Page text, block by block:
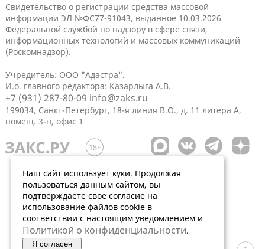
Свидетельство о регистрации средства массовой
информации ЭЛ №ФС77-91043, выданное 10.03.2026
Федеральной службой по надзору в сфере связи,
информационных технологий и массовых коммуникаций
(Роскомнадзор).
Учредитель: ООО "Адастра".
И.о. главного редактора: Казарлыга А.В.
+7 (931) 287-80-09 info@zaks.ru
199034, Санкт-Петербург, 18-я линия В.О., д. 11 литера А,
помещ. 3-н, офис 1
Наш сайт использует куки. Продолжая
пользоваться данным сайтом, вы
подтверждаете свое согласие на
использование файлов cookie в
соответствии с настоящим уведомлением и
Политикой о конфиденциальности.
Я согласен